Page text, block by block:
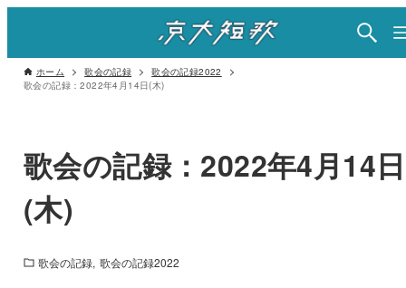
ホーム 歌会の記録
歌会の記録2022
歌会の記録：2022年4月14日(木)
歌会の記録：2022年4月14日
(木)
歌会の記録 歌会の記録2022